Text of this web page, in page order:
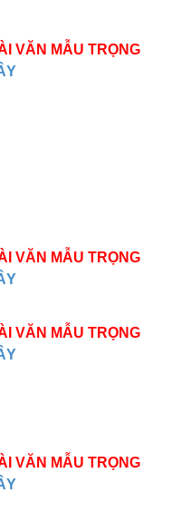
VĂN MẪU TRỌNG
VĂN MẪU TRỌNG
VĂN MẪU TRỌNG
VĂN MẪU TRỌNG